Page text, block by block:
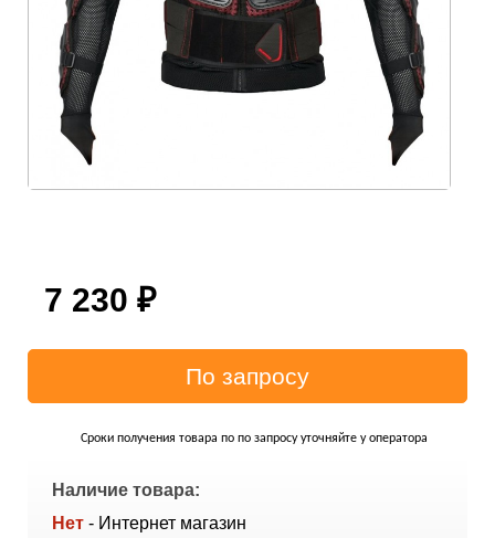
7 230 ₽
Сроки получения товара по по запросу уточняйте у оператора
Наличие товара:
Нет - Интернет магазин